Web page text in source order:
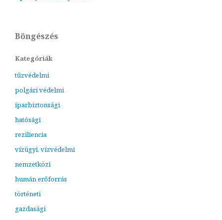
Böngészés
Kategóriák
tűzvédelmi
polgári védelmi
iparbiztonsági
hatósági
reziliencia
vízügyi, vízvédelmi
nemzetközi
humán erőforrás
történeti
gazdasági